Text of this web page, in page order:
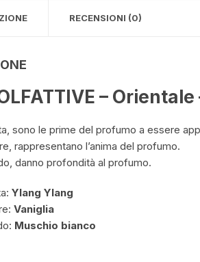
RECENSIONI (0)
–
sono le prime del profumo a essere
rappresentano l’anima del profumo.
danno profondità al profumo.
Ylang Ylang
Vaniglia
Muschio bianco